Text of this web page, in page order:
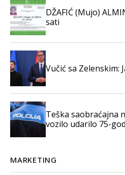
DŽAFIĆ (Mujo)
sati
Vučić sa Zelenskim:
Teška saobraćajna
vozilo udarilo 75-
MARKETING